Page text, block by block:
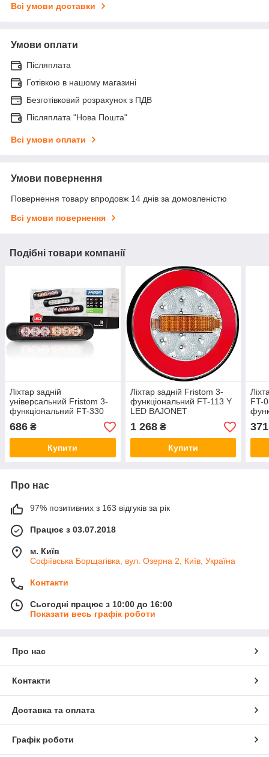
Всі умови доставки
Умови оплати
Післяплата
Готівкою в нашому магазині
Безготівковий розрахунок з ПДВ
Післяплата "Нова Пошта"
Всі умови оплати
Умови повернення
Повернення товару впродовж 14 днів за домовленістю
Всі умови повернення
Подібні товари компанії
Ліхтар задній
універсальний Fristom 3-
функціональний FT-330
LED
686 ₴
Купити
Ліхтар задній Fristom 3-
функціональний FT-113 Y
LED BAJONET
1 268₴
Купити
FT-
371
Про нас
97% позитивних з 163 відгуків за рік
Працює з 03.07.2018
м. Київ
Софіївська Борщагівка, вул. Озерна 2, Київ, Україна
Контакти
Сьогодні працює з 10:00 до 16:00
Показати весь графік роботи
Про нас
Контакти
Доставка та оплата
Графік роботи